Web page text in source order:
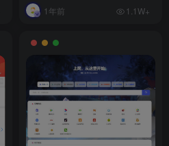
1年前 1.1W+